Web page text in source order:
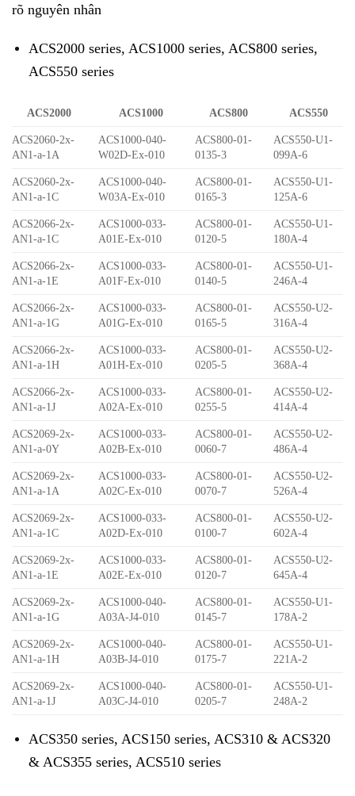
rõ nguyên nhân
ACS2000 series, ACS1000 series, ACS800 series,
ACS550 series
ACS2000 ACS1000 ACS800 ACS550
ACS2060-2x-
AN1-a-1A
ACS1000-040-
W02D-Ex-010
ACS800-01-
0135-3
ACS550-U1-
099A-6
ACS2060-2x-
AN1-a-1C
ACS1000-040-
W03A-Ex-010
ACS800-01-
0165-3
ACS550-U1-
125A-6
ACS2066-2x-
AN1-a-1C
ACS1000-033-
A01E-Ex-010
ACS800-01-
0120-5
ACS550-U1-
180A-4
ACS2066-2x-
AN1-a-1E
ACS1000-033-
A01F-Ex-010
ACS800-01-
0140-5
ACS550-U1-
246A-4
ACS2066-2x-
AN1-a-1G
ACS1000-033-
A01G-Ex-010
ACS800-01-
0165-5
ACS550-U2-
316A-4
ACS2066-2x-
AN1-a-1H
ACS1000-033-
A01H-Ex-010
ACS800-01-
0205-5
ACS550-U2-
368A-4
ACS2066-2x-
AN1-a-1J
ACS1000-033-
A02A-Ex-010
ACS800-01-
0255-5
ACS550-U2-
414A-4
ACS2069-2x-
AN1-a-0Y
ACS1000-033-
A02B-Ex-010
ACS800-01-
0060-7
ACS550-U2-
486A-4
ACS2069-2x-
AN1-a-1A
ACS1000-033-
A02C-Ex-010
ACS800-01-
0070-7
ACS550-U2-
526A-4
ACS2069-2x-
AN1-a-1C
ACS1000-033-
A02D-Ex-010
ACS800-01-
0100-7
ACS550-U2-
602A-4
ACS2069-2x-
AN1-a-1E
ACS1000-033-
A02E-Ex-010
ACS800-01-
0120-7
ACS550-U2-
645A-4
ACS2069-2x-
AN1-a-1G
ACS1000-040-
A03A-J4-010
ACS800-01-
0145-7
ACS550-U1-
178A-2
ACS2069-2x-
AN1-a-1H
ACS1000-040-
A03B-J4-010
ACS800-01-
0175-7
ACS550-U1-
221A-2
ACS2069-2x-
AN1-a-1J
ACS1000-040-
A03C-J4-010
ACS800-01-
0205-7
ACS550-U1-
248A-2
ACS350 series, ACS150 series, ACS310 & ACS320
& ACS355 series, ACS510 series